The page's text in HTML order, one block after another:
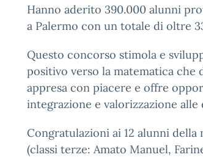
Hanno aderito 390.000 alunni
a Palermo con un totale di oltre
Questo concorso stimola e
positivo verso la matematica che
appresa con piacere e offre
integrazione e valorizzazione alle
Congratulazioni ai 12 alunni
(classi terze: Amato Manuel,